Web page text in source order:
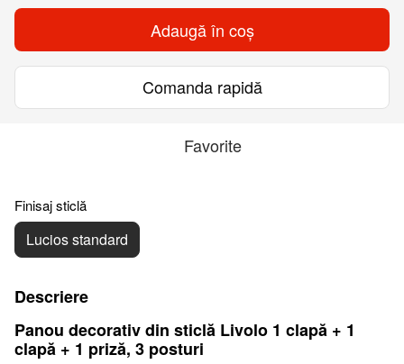
Adaugă în coș
Comanda rapidă
Favorite
Finisaj sticlă
Lucios standard
Descriere
Panou decorativ din sticlă Livolo 1 clapă + 1
clapă + 1 priză, 3 posturi